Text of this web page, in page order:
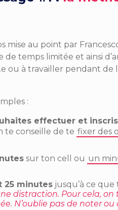
mise au point par
temps limitée et ainsi
ou à travailler pendant
:
effectuer et
te conseille de te fixer des
sur ton cell ou un
25 minutes jusqu’à ce
distraction. Pour cela,
N’oublie pas de noter